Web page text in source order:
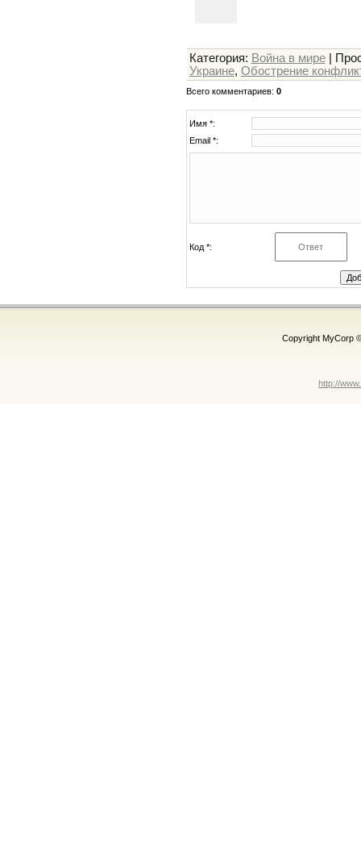
Категория: Война в мире|
Украине, Обострение
Всего комментариев: 0
Имя *:
Email *:
Код *:
Copyright MyCorp
http://